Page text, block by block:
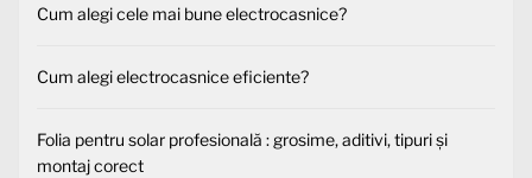
Cum alegi cele mai bune electrocasnice?
Cum alegi electrocasnice eficiente?
Folia pentru solar profesională : grosime, aditivi, tipuri și
montaj corect